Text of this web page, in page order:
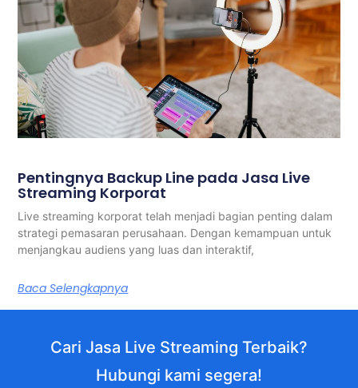
Pentingnya Backup Line pada Jasa Live
Streaming Korporat
Live streaming korporat telah menjadi bagian penting dalam
strategi pemasaran perusahaan. Dengan kemampuan untuk
menjangkau audiens yang luas dan interaktif,
Baca Selengkapnya
Cari Jasa Live Streaming Terbaik?
Hubungi kami segera!